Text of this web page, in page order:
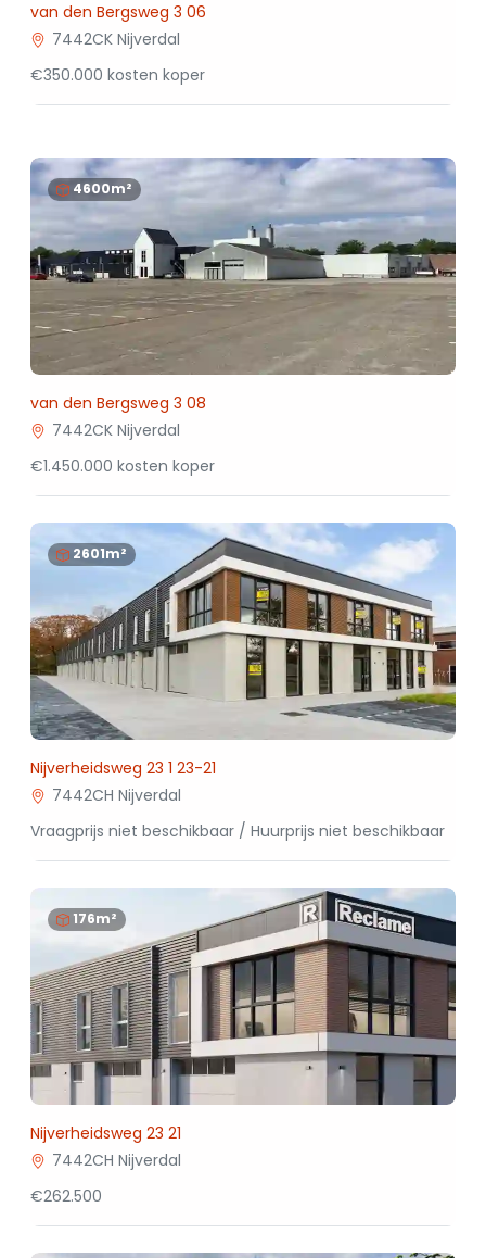
van den Bergsweg 3 06
7442CK Nijverdal
€350.000 kosten koper
4600m²
van den Bergsweg 3 08
7442CK Nijverdal
€1.450.000 kosten koper
2601m²
Nijverheidsweg 23 1 23-21
7442CH Nijverdal
Vraagprijs niet beschikbaar / Huurprijs niet beschikbaar
176m²
Nijverheidsweg 23 21
7442CH Nijverdal
€262.500